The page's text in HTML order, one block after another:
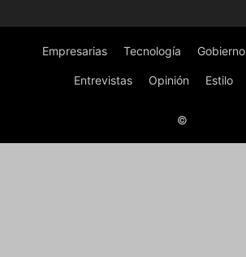
Empresarias Tecnología Gobierno
Entrevistas Opinión Estilo
©